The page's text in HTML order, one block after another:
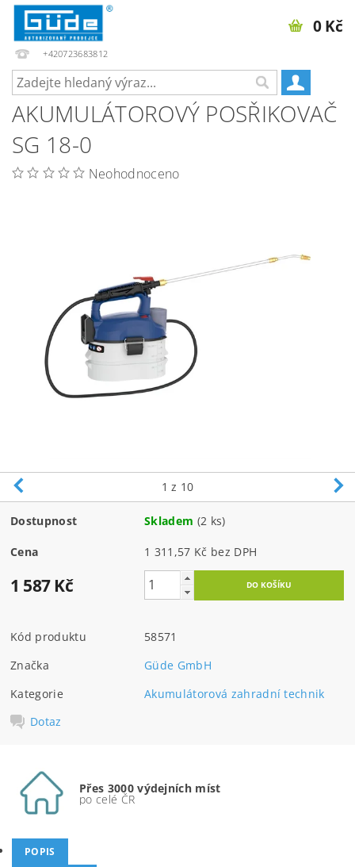
+420723683812
0 Kč
AKUMULÁTOROVÝ POSŘIKOVAČ
SG 18-0
Neohodnoceno
1 z 10
Dostupnost Skladem (2 ks)
Cena 1 311,57 Kč bez DPH
1 587 Kč
Kód produktu
58571
Značka
Güde GmbH
Kategorie
Akumulátorová zahradní technik
Dotaz
Přes 3000 výdejních míst
po celé ČR
POPIS